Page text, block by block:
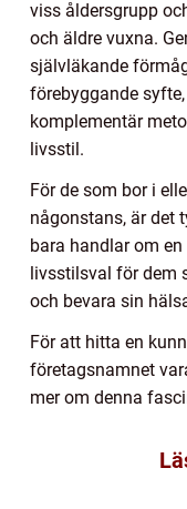
viss åldersgrupp
och äldre vuxna.
självläkande
förebyggande
komplementär
livsstil.
För de som bor i
någonstans, är det
bara handlar om
livsstilsval för dem
och bevara sin
För att hitta en
företagsnamnet
mer om denna